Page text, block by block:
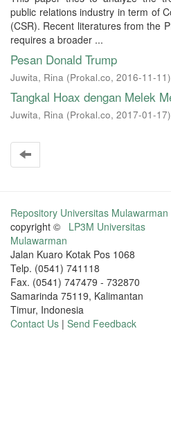
public relations industry in term of
(CSR). Recent literatures from the
requires a broader ...
Pesan Donald Trump
Juwita, Rina (Prokal.co, 2016-11-11)
Tangkal Hoax dengan Melek
Juwita, Rina (Prokal.co, 2017-01-17)
Repository Universitas Mulawarman
copyright © LP3M Universitas
Mulawarman
Jalan Kuaro Kotak Pos 1068
Telp. (0541) 741118
Fax. (0541) 747479 - 732870
Samarinda 75119, Kalimantan
Timur, Indonesia
Contact Us | Send Feedback